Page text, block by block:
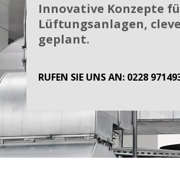
Innovative Konzepte
Lüftungsanlagen,
geplant.
RUFEN SIE UNS AN: 0228